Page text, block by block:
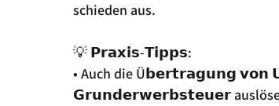
schieden aus.
💡 𝗣𝗿𝗮𝘅𝗶𝘀-𝗧𝗶𝗽𝗽𝘀:
• Auch die Ü𝗯𝗲𝗿𝘁𝗿𝗮𝗴𝘂𝗻𝗴
𝗚𝗿𝘂𝗻𝗱𝗲𝗿𝘄𝗲𝗿𝗯𝘀𝘁𝗲𝘂𝗲𝗿